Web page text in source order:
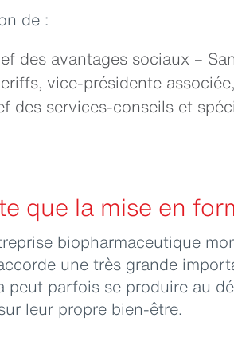
de :
des avantages sociaux –
vice-présidente
des services-conseils et
que la mise en
biopharmaceutique
une très grande
peut parfois se produire au
leur propre bien-être.